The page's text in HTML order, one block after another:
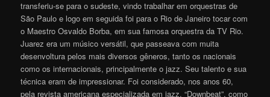
transferiu-se para o sudeste, vindo trabalhar em orquestras de
São Paulo e logo em seguida foi para o Rio de Janeiro tocar com
o Maestro Osvaldo Borba, em sua famosa orquestra da TV Rio.
Juarez era um músico versátil, que passeava com muita
desenvoltura pelos mais diversos gêneros, tanto os nacionais
como os internacionais, principalmente o jazz. Seu talento e sua
técnica eram de impressionar. Foi considerado, nos anos 60,
pela revista americana especializada em jazz, “Downbeat”, como